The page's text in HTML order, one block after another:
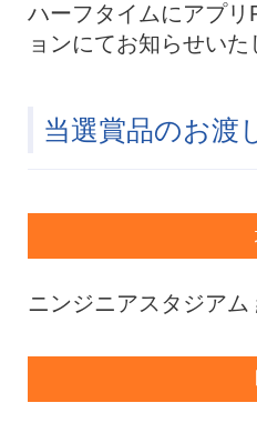
ハーフタイムにアプ
ョンにてお知らせいた
当選賞品のお渡
ニンジニアスタジアム